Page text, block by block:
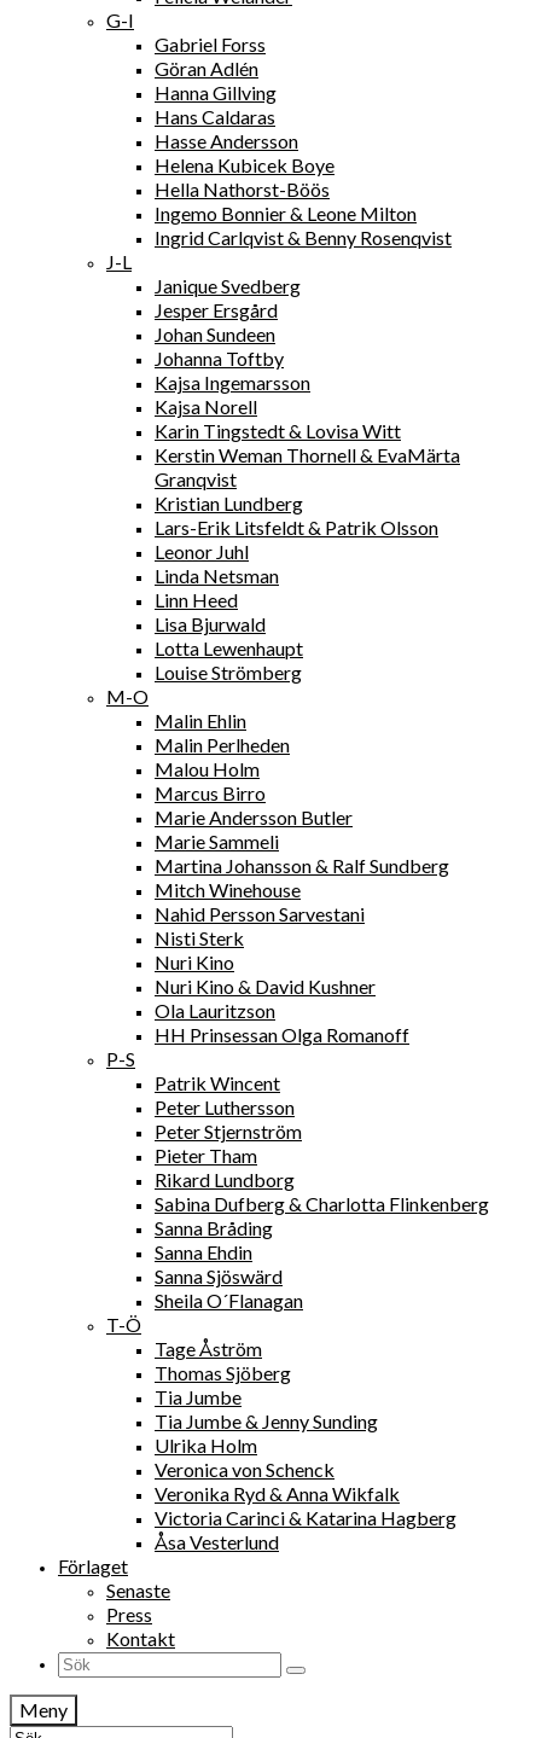
G-I
Gabriel Forss
Göran Adlén
Hanna Gillving
Hans Caldaras
Hasse Andersson
Helena Kubicek Boye
Hella Nathorst-Böös
Ingemo Bonnier & Leone Milton
Ingrid Carlqvist & Benny Rosenqvist
J-L
Janique Svedberg
Jesper Ersgård
Johan Sundeen
Johanna Toftby
Kajsa Ingemarsson
Kajsa Norell
Karin Tingstedt & Lovisa Witt
Kerstin Weman Thornell & EvaMärta
Granqvist
Kristian Lundberg
Lars-Erik Litsfeldt & Patrik Olsson
Leonor Juhl
Linda Netsman
Linn Heed
Lisa Bjurwald
Lotta Lewenhaupt
Louise Strömberg
M-O
Malin Ehlin
Malin Perlheden
Malou Holm
Marcus Birro
Marie Andersson Butler
Marie Sammeli
Martina Johansson & Ralf Sundberg
Mitch Winehouse
Nahid Persson Sarvestani
Nisti Sterk
Nuri Kino
Nuri Kino & David Kushner
Ola Lauritzson
HH Prinsessan Olga Romanoff
P-S
Patrik Wincent
Peter Luthersson
Peter Stjernström
Pieter Tham
Rikard Lundborg
Sabina Dufberg & Charlotta Flinkenberg
Sanna Bråding
Sanna Ehdin
Sanna Sjöswärd
Sheila O´Flanagan
T-Ö
Tage Åström
Thomas Sjöberg
Tia Jumbe
Tia Jumbe & Jenny Sunding
Ulrika Holm
Veronica von Schenck
Veronika Ryd & Anna Wikfalk
Victoria Carinci & Katarina Hagberg
Åsa Vesterlund
Förlaget
Senaste
Press
Kontakt
Search
Meny